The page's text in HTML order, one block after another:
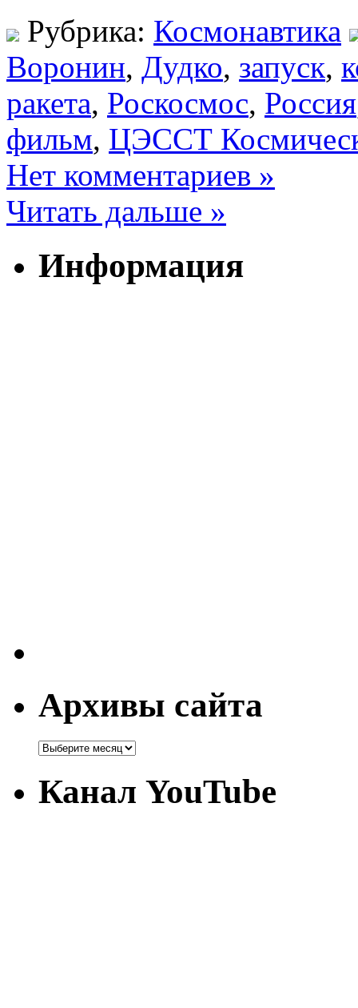
Рубрика: Космонавтика
Воронин, Дудко, запуск,
ракета, Роскосмос, Россия
фильм, ЦЭССТ
Нет комментариев »
Читать дальше »
Информация
Архивы сайта
Канал YouTube